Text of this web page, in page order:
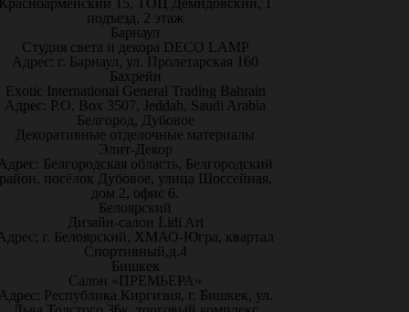
15, ТОЦ Демидовский, 1
подъезд, 2 этаж
Барнаул
Студия света и декора DECO LAMP
Адрес: г. Барнаул, ул. Пролетарская 160
Бахрейн
Exotic International General Trading Bahrain
Адрес: P.O. Box 3507, Jeddah, Saudi Arabia
Белгород, Дубовое
Декоративные отделочные материалы
Элит-Декор
Белгородская область, Белгородский
посёлок Дубовое, улица Шоссейная,
дом 2, офис 6.
Белоярский
Дизайн-салон Lidi Art
г. Белоярский, ХМАО-Югра, квартал
Спортивный,д.4
Бишкек
Салон «ПРЕМЬЕРА»
Республика Киргизия, г. Бишкек, ул.